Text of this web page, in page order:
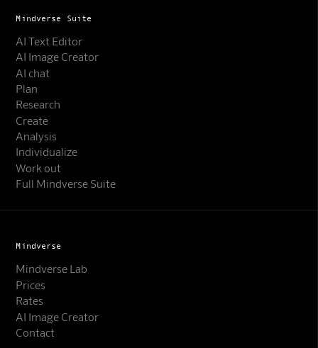
Mindverse Suite
AI Text Editor
AI Image Creator
AI chat
Plan
Research
Create
Analysis
Individualize
Work out
Full Mindverse Suite
Mindverse
Mindverse Lab
Prices
Rates
AI Image Creator
Contact